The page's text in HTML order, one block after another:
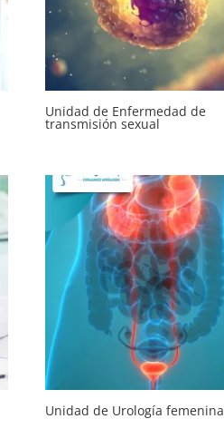
Unidad de Enfermedad de
transmisión sexual
Unidad de Urología femenina